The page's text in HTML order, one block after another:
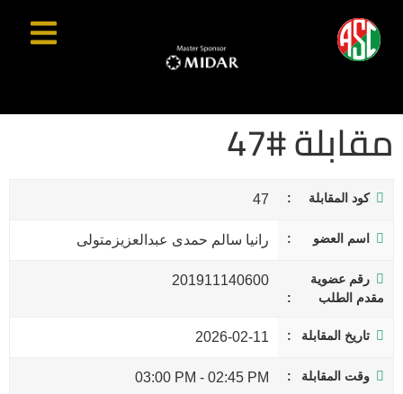
مقابلة #47
كود المقابلة 47
اسم العضو رانيا سالم حمدى عبدالعزيزمتولى
رقم عضوية
مقدم الطلب
201911140600
تاريخ المقابلة 2026-02-11
وقت المقابلة 02:45 PM
-
03:00 PM